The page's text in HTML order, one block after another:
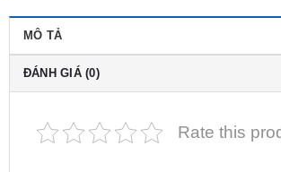
ĐÁNH GIÁ (0)
Mazda 2 Lắp Màn Hình Zestech